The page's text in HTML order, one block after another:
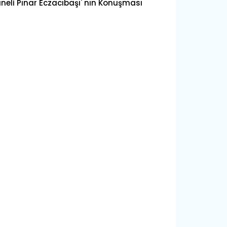
Pınar Eczacıbaşı' nın Konuşması